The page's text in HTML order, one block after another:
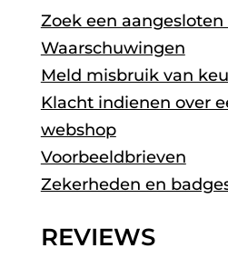
Zoek een aangesloten
Waarschuwingen
Meld misbruik van
Klacht indienen over
webshop
Voorbeeldbrieven
Zekerheden en
REVIEWS